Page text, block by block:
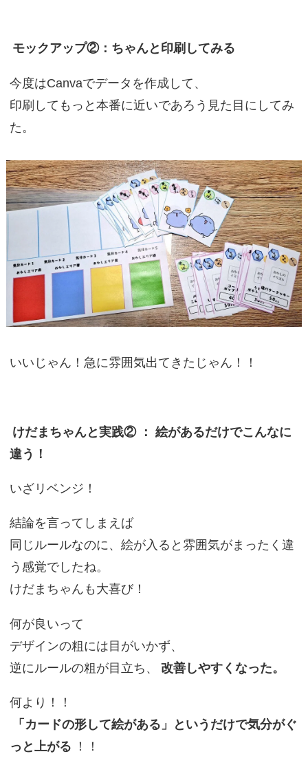
モックアップ②：ちゃんと印刷してみる
今度はCanvaでデータを作成して、
印刷してもっと本番に近いであろう見た目にしてみ
た。
いいじゃん！急に雰囲気出てきたじゃん！！
けだまちゃんと実践② ： 絵があるだけでこんなに
違う！
いざリベンジ！
結論を言ってしまえば
同じルールなのに、絵が入ると雰囲気がまったく違
う感覚でしたね。
けだまちゃんも大喜び！
何が良いって
デザインの粗には目がいかず、
逆にルールの粗が目立ち、
改善しやすくなった。
何より！！
「カードの形して絵がある」というだけで気分がぐ
っと上がる ！！